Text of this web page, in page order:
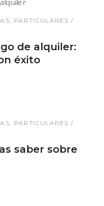
PARTICULARES
de alquiler:
éxito
PARTICULARES
saber sobre